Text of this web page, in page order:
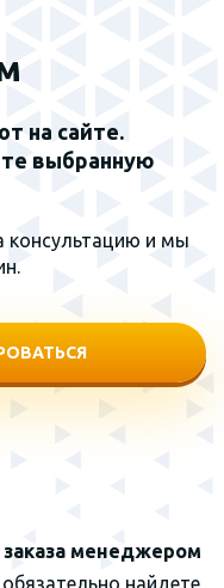
на сайте.
выбранную
консультацию и мы
менеджером
найдете